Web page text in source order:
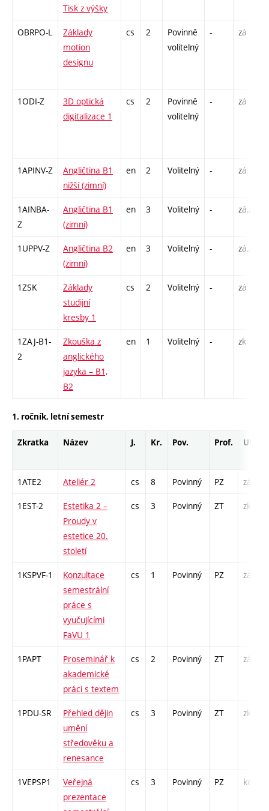
Tisk z výšky
OBRPO-L
Základy
motion
designu
cs 2
Povinně
volitelný
- zá
1ODI-Z
3D optická
digitalizace 1
cs 2
Povinně
volitelný
- zá
1APINV-Z
Angličtina B1
nižší (zimní)
en 2 Volitelný - zá
1AINBA-
Z
Angličtina B1
(zimní)
en 3 Volitelný - zá,zk
1UPPV-Z
Angličtina B2
(zimní)
en 3 Volitelný - zá,zk
1ZSK
Základy
studijní
kresby 1
cs 2 Volitelný - zá
1ZAJ-B1-
2
Zkouška z
anglického
jazyka – B1,
B2
en 1 Volitelný - zk
1. ročník, letní semestr
Zkratka Název J. Kr. Pov. Prof. Uk.
1ATE2 Ateliér 2 cs 8 Povinný PZ zá
1EST-2
Estetika 2 –
Proudy v
estetice 20.
století
cs 3 Povinný ZT zk
1KSPVF-1
Konzultace
semestrální
práce s
vyučujícími
FaVU 1
cs 1 Povinný PZ zá
1PAPT
Proseminář k
akademické
práci s textem
cs 2 Povinný ZT zá
1PDU-SR
Přehled dějin
umění
středověku a
renesance
cs 3 Povinný ZT zk
1VEPSP1
Veřejná
prezentace
cs 3 Povinný PZ kol